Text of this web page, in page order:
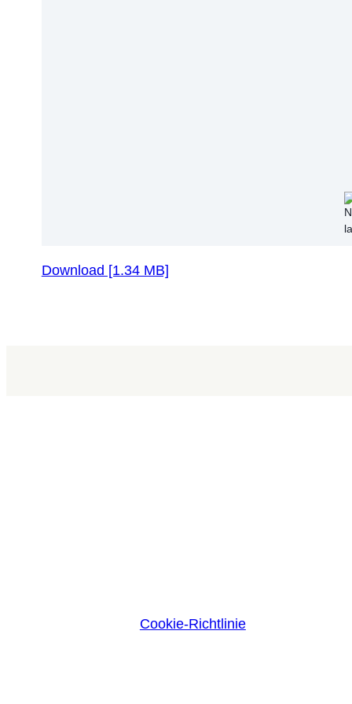
Download [1.34 MB]
Cookie-Richtlinie